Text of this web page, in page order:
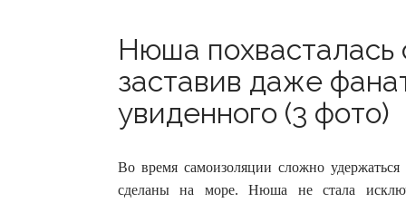
Нюша похвасталась
заставив даже
увиденного (3 фото)
Во время самоизоляции сложно
сделаны на море. Нюша не стала